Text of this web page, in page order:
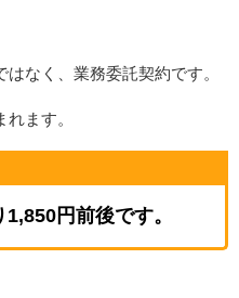
なく、業務委託契約です。
ます。
円前後です。